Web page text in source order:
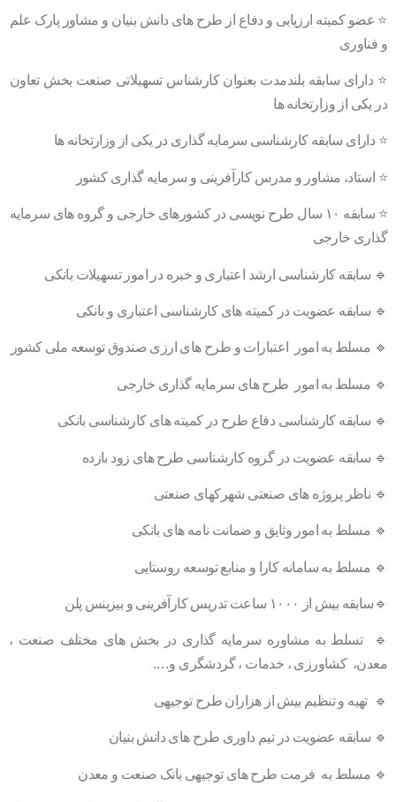
⭐️ عضو کمیته ارزیابی و دفاع از طرح های دانش بنیان و مشاور پارک علم
و فناوری
⭐️ دارای سابقه بلندمدت بعنوان کارشناس تسهیلاتی صنعت بخش تعاون
در یکی از وزارتخانه ها
⭐️ دارای سابقه کارشناسی سرمایه گذاری در یکی از وزارتخانه ها
⭐️ استاد، مشاور و مدرس کارآفرینی و سرمایه گذاری کشور
⭐️ سابقه ۱۰ سال طرح نویسی در کشورهای خارجی و گروه های سرمایه
گذاری خارجی
🔹 سابقه کارشناسی ارشد اعتباری و خبره در امور تسهیلات بانکی
🔹 سابقه عضویت در کمیته های کارشناسی اعتباری و بانکی
🔹 مسلط به امور اعتبارات و طرح های ارزی صندوق توسعه ملی کشور
🔹 مسلط به امور طرح های سرمایه گذاری خارجی
🔹 سابقه کارشناسی دفاع طرح در کمیته های کارشناسی بانکی
🔹 سابقه عضویت در گروه کارشناسی طرح های زود بازده
🔹 ناظر پروژه های صنعتی شهرکهای صنعتی
🔹 مسلط به امور وثایق و ضمانت نامه های بانکی
🔹 مسلط به سامانه کارا و منابع توسعه روستایی
🔹سابقه بیش از ۱۰۰۰ ساعت تدریس کارآفرینی و بیزینس پلن
🔹 تسلط به مشاوره سرمایه گذاری در بخش های مختلف صنعت ،
معدن، کشاورزی ، خدمات ، گردشگری و….
🔹 تهیه و تنظیم بیش از هزاران طرح توجیهی
🔹 سابقه عضویت در تیم داوری طرح های دانش بنیان
🔹 مسلط به فرمت طرح های توجیهی بانک صنعت و معدن